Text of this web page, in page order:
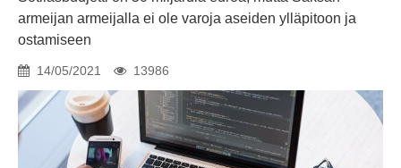
armeijan armeijalla ei ole varoja aseiden ylläpitoon ja
ostamiseen
14/05/2021 13986